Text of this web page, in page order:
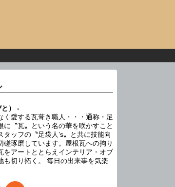
と） -
く愛する瓦葺き職人・・・通称・足
に〝瓦〟という名の華を咲かすこと
タッフの〝足袋人’s〟と共に技能向
磋琢磨しています。屋根瓦への拘り
をアートととらえインテリア・オブ
も切り拓く。 毎日の出来事を気楽